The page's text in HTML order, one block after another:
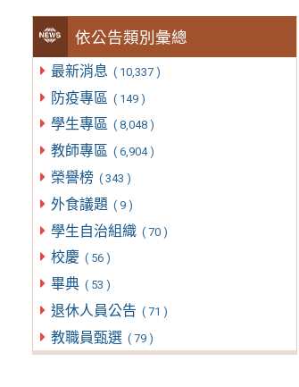
依公告類別彙總
最新消息 ( 10,337 )
防疫專區 ( 149 )
學生專區 ( 8,048 )
教師專區 ( 6,904 )
榮譽榜 ( 343 )
外食議題 ( 9 )
學生自治組織 ( 70 )
校慶 ( 56 )
畢典 ( 53 )
退休人員公告 ( 71 )
教職員甄選 ( 79 )